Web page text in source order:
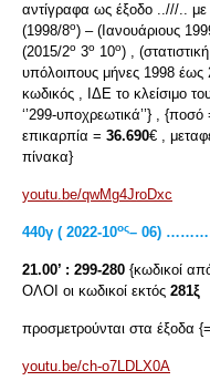
αντίγραφα ως έξοδο ..///..
(1998/8ο) – (Ιανουάριους
(2015/2ο 3ο 10ο) ,
υπόλοιπους μήνες 1998 έως
κωδικός , ΙΔΕ το κλείσιμο
‘’299-υποχρεωτικά’’} , {ποσό
επικαρπία = 36.690€ ,
πίνακα}
youtu.be/qwMg4JroDxc
440γ ( 2022-10ος– 06)
21.00’ : 299-280 {κωδικοί
ΟΛΟΙ οι κωδικοί εκτός 281ξ
προσμετρούνται στα έξοδα
youtu.be/ch-o7LDLX0A